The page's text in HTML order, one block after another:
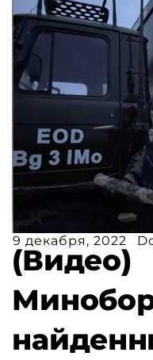
9 декабря, 2022
(Видео)